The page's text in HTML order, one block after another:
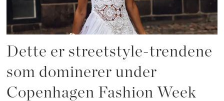
Dette er streetstyle-trendene
som dominerer under
Copenhagen Fashion Week